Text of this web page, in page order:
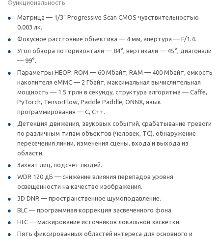
Функциональность:
Матрица — 1/3" Progressive Scan CMOS чувствительностью
0.003 лк.
Фокусное расстояние объектива — 4 мм, апертура — F/1.4.
Угол обзора по горизонтали — 84°, вертикали — 45°, диагонали
— 99°.
Параметры HEOP: ROM — 60 Мбайт, RAM — 400 Мбайт, емкость
накопителя eMMC — 2 Гбайт, максимальная вычислительная
мощность — 1.5 трлн в секунду, структура алгоритма — Caffe,
PyTorch, TensorFlow, Paddle Paddle, ONNX, язык
программирования — C, C++.
Детекция движения, звуковых событий, срабатывание тревоги
по различным типам объектов (человек, ТС), обнаружение
пересечения линии, изменения сцены, входа и выхода из
области.
Захват лиц, подсчет людей.
WDR 120 дБ — снижение влияния перепадов уровня
освещенности на качество изображения.
3D DNR — пространственное шумоподавление.
BLC — программная коррекция засвеченного фона.
HLC — маскирование источников локальной засветки.
Пять фиксированных областей интереса для основного и